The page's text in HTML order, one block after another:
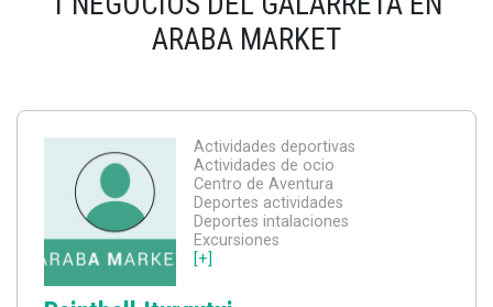
ARABA MARKET
Actividades deportivas
Actividades de ocio
Centro de Aventura
Deportes actividades
Deportes intalaciones
Excursiones
[+]